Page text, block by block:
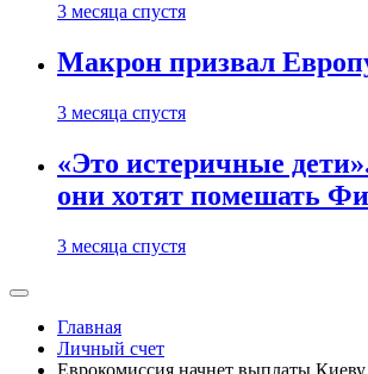
3 месяца спустя
Макрон призвал
3 месяца спустя
«Это истеричные
они хотят помешать
3 месяца спустя
Главная
Личный счет
Еврокомиссия начнет выплаты